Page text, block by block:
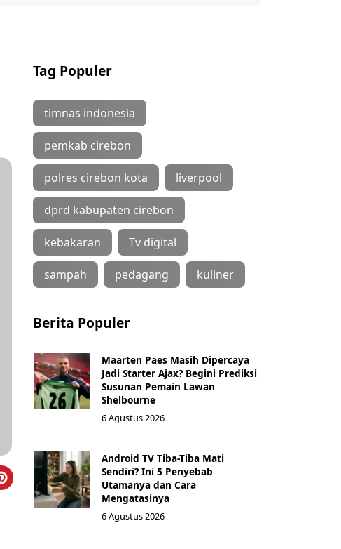
Tag Populer
timnas indonesia
pemkab cirebon
polres cirebon kota liverpool
dprd kabupaten cirebon
kebakaran Tv digital
sampah pedagang kuliner
Berita Populer
Maarten Paes Masih Dipercaya
Jadi Starter Ajax? Begini Prediksi
Susunan Pemain Lawan
Shelbourne
6 Agustus 2026
Android TV Tiba-Tiba Mati
Sendiri? Ini 5 Penyebab
Utamanya dan Cara
Mengatasinya
6 Agustus 2026